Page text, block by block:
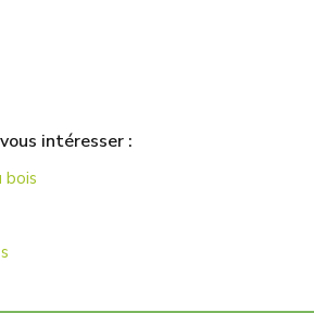
intéresser :
bois